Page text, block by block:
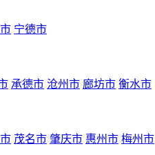
宁德市
承德市 沧州市 廊坊市 衡水市
茂名市 肇庆市 惠州市 梅州市